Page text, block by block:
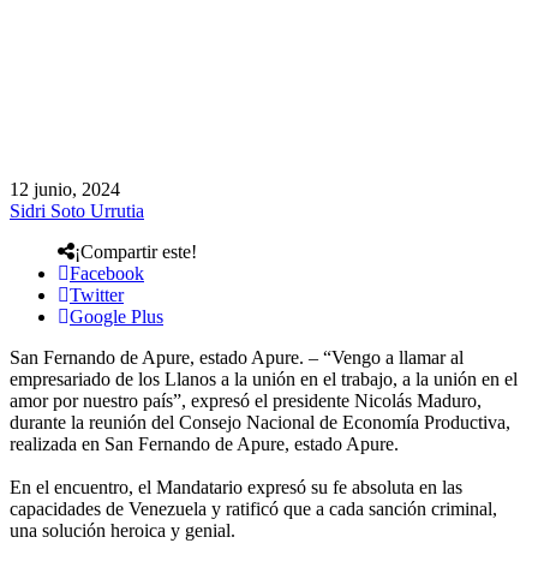
12 junio, 2024
Sidri Soto Urrutia
¡Compartir este!
Facebook
Twitter
Google Plus
San Fernando de Apure, estado Apure. – “Vengo a llamar al
empresariado de los Llanos a la unión en el trabajo, a la unión en el
amor por nuestro país”, expresó el presidente Nicolás Maduro,
durante la reunión del Consejo Nacional de Economía Productiva,
realizada en San Fernando de Apure, estado Apure.
En el encuentro, el Mandatario expresó su fe absoluta en las
capacidades de Venezuela y ratificó que a cada sanción criminal,
una solución heroica y genial.